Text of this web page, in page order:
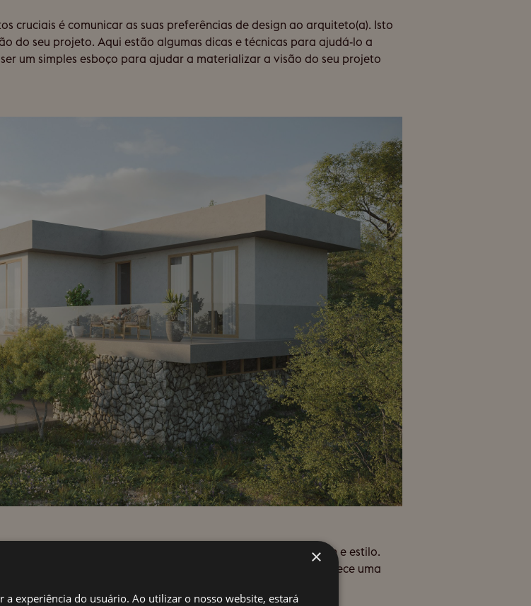
cruciais é comunicar as suas preferências de design ao arquiteto(a). Isto
do seu projeto. Aqui estão algumas dicas e técnicas para ajudá-lo a
um simples esboço para ajudar a materializar a visão do seu projeto
e exemplos que ressoem com as suas preferências de design e estilo.
recursos para criar um portfólio visual. A internet oferece uma
horizontes para a visão do seu projeto de arquitetura.
×
a experiência do usuário. Ao utilizar o nosso website, estará